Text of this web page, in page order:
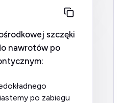
szczęki
nawrotów po
po zabiegu